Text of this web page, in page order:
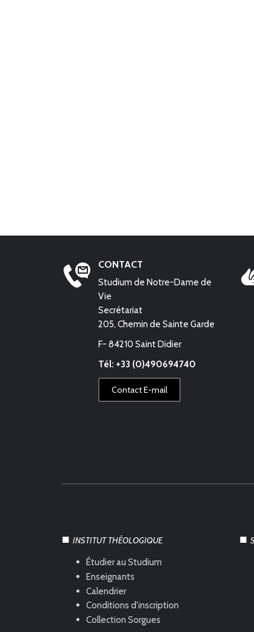
CONTACT
Studium de Notre-Dame de
Vie
Secrétariat
205, Chemin de Sainte Garde
F- 84210 Saint Didier
Tél: +33 (0)490694740
Contact E-mail
INSTITUT THÉOLOGIQUE
Étudier au Studium
Enseignants
Calendrier
Conditions d'inscription
Collection Sorgues